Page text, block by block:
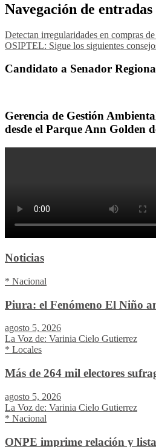
Navegación de entradas
Detectan irregularidades en compras
OSIPTEL: Sigue los siguientes
Candidato a Senador
Gerencia de Gestión
desde el Parque Ann Golden
Noticias
* Nacional
Piura: el Fenómeno El Niño
agosto 5, 2026
La Voz de: Varinia Cielo Gutierrez
* Locales
Más de 264 mil electores
agosto 5, 2026
La Voz de: Varinia Cielo Gutierrez
* Nacional
ONPE imprime relación y